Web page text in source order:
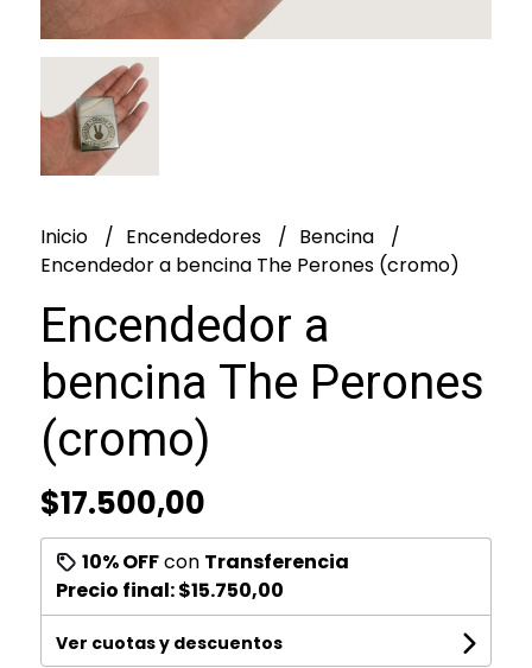
Inicio Encendedores
Bencina
Encendedor a bencina The Perones (cromo)
Encendedor a
bencina The Perones
(cromo)
$17.500,00
10% OFFcon Transferencia
Precio final:$15.750,00
Ver cuotas y descuentos